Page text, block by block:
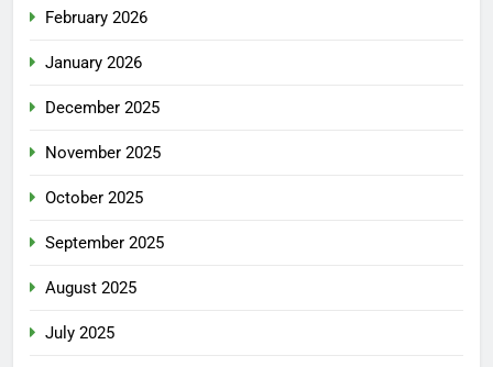
February 2026
January 2026
December 2025
November 2025
October 2025
September 2025
August 2025
July 2025